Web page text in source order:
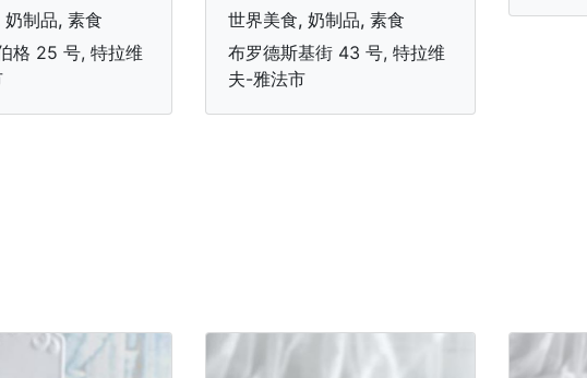
制品, 素食
格 25 号, 特拉维
世界美食, 奶制品, 素食
布罗德斯基街 43 号, 特拉维
夫-雅法市